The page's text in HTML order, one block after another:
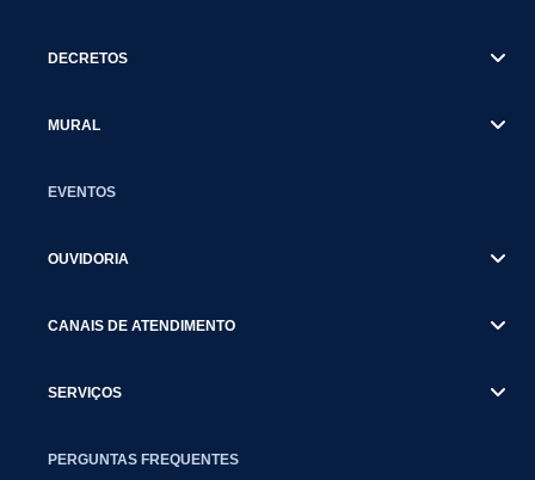
DECRETOS
MURAL
EVENTOS
OUVIDORIA
CANAIS DE ATENDIMENTO
SERVIÇOS
PERGUNTAS FREQUENTES